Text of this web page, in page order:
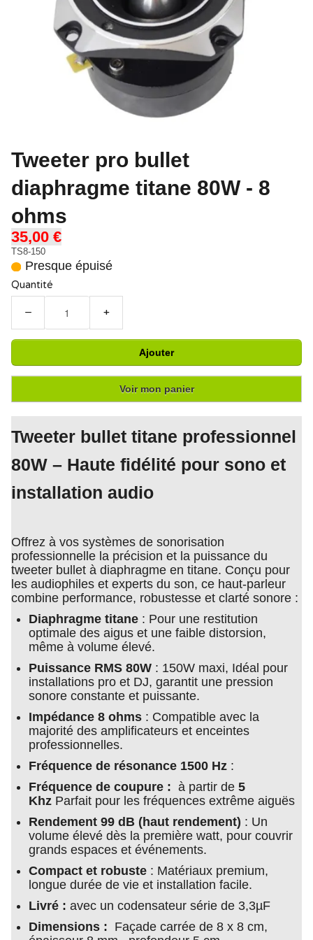
Tweeter pro bullet
diaphragme titane 80W - 8
ohms
35,00 €
TS8-150
Presque épuisé
Quantité
− +
Ajouter
Voir mon panier
Tweeter bullet titane professionnel
80W – Haute fidélité pour sono et
installation audio
Offrez à vos systèmes de sonorisation
professionnelle la précision et la puissance du
tweeter bullet à diaphragme en titane. Conçu pour
les audiophiles et experts du son, ce haut-parleur
combine performance, robustesse et clarté sonore :
Diaphragme titane : Pour une restitution
optimale des aigus et une faible distorsion,
même à volume élevé.
Puissance RMS 80W : 150W maxi, Idéal pour
installations pro et DJ, garantit une pression
sonore constante et puissante.
Impédance 8 ohms : Compatible avec la
majorité des amplificateurs et enceintes
professionnelles.
Fréquence de résonance 1500 Hz :
Fréquence de coupure : à partir de 5
Khz Parfait pour les fréquences extrême aiguës
Rendement 99 dB (haut rendement) : Un
volume élevé dès la première watt, pour couvrir
grands espaces et événements.
Compact et robuste : Matériaux premium,
longue durée de vie et installation facile.
Livré : avec un codensateur série de 3,3µF
Dimensions : Façade carrée de 8 x 8 cm,